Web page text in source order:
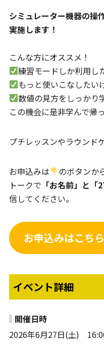
シミュレーター機器の操
実施します！
こんな方にオススメ！
練習モードしか利用し
もっと使いこなしたい
数値の見方をしっかり
この機会に是非学んで帰
プチレッスンやラウンド
お申込みは
のボタンか
トークで 「お名前」と「
信してください。
お申込みはこちら
イベント詳細
開催日時
2026年6月27日(土)